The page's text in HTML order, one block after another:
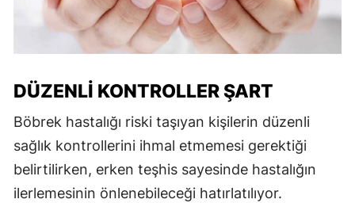
DÜZENLI KONTROLLER ŞART
Böbrek hastalığı riski taşıyan kişilerin düzenli
sağlık kontrollerini ihmal etmemesi gerektiği
belirtilirken, erken teşhis sayesinde hastalığın
ilerlemesinin önlenebileceği hatırlatılıyor.